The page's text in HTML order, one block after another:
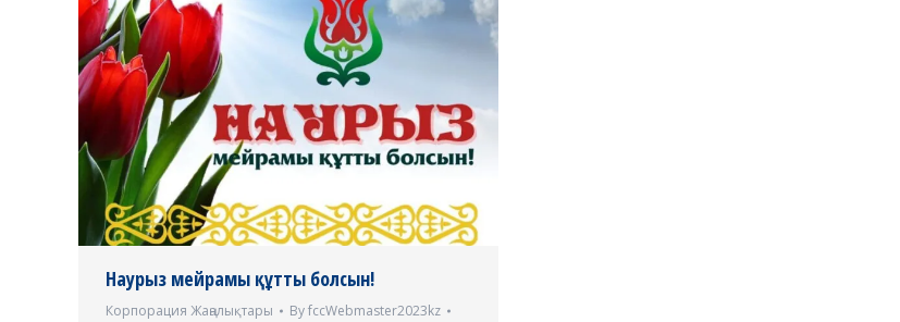
Наурыз мейрамы құтты болсын!
Корпорация Жаңалықтары ByfccWebmaster2023kz